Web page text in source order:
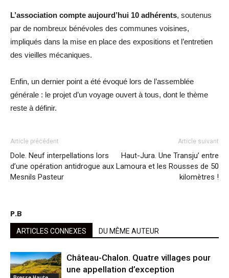
L’association compte aujourd’hui 10 adhérents, soutenus
par de nombreux bénévoles des communes voisines,
impliqués dans la mise en place des expositions et l’entretien
des vieilles mécaniques.
Enfin, un dernier point a été évoqué lors de l’assemblée
générale : le projet d’un voyage ouvert à tous, dont le thème
reste à définir.
Article précédent
Dole. Neuf interpellations lors
d’une opération antidrogue aux
Mesnils Pasteur
Article suivant
Haut-Jura. Une Transju’ entre
Lamoura et les Rousses de 50
kilomètres !
P.B
ARTICLES CONNEXES DU MÊME AUTEUR
Château-Chalon. Quatre villages pour
une appellation d’exception